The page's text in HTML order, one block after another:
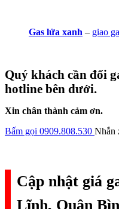
Gas lửa xanh – giao
Quý khách cần đổi
hotline bên dưới.
Xin chân thành cảm ơn.
Bấm gọi 0909.808.530 Nhắn
Cập nhật giá
Lĩnh, Quận